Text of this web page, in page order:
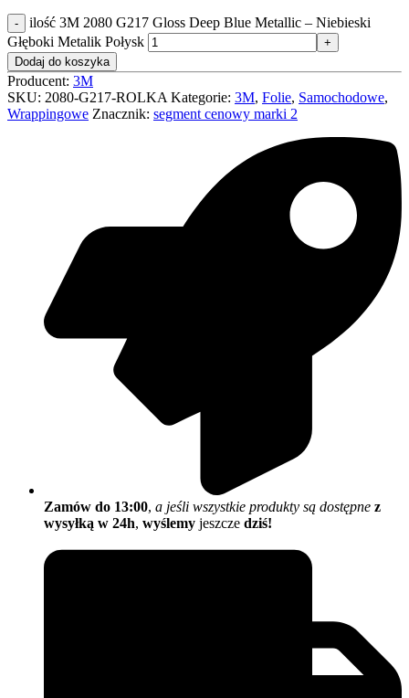
ilość 3M 2080 G217 Gloss Deep Blue Metallic – Niebieski
Głęboki Metalik Połysk
Dodaj do koszyka
Producent: 3M
SKU: 2080-G217-ROLKA Kategorie: 3M, Folie, Samochodowe,
Wrappingowe Znacznik: segment cenowy marki 2
Zamów do 13:00, a jeśli wszystkie produkty są dostępne z
wysyłką w 24h, wyślemy jeszcze dziś!